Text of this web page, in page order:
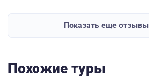
Показать еще отзывы
Похожие туры